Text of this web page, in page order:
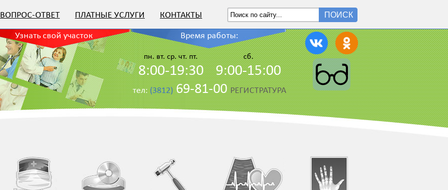
ВОПРОС-ОТВЕТ ПЛАТНЫЕ УСЛУГИ КОНТАКТЫ ПОИСК
Узнать свой участок Время работы:
пн. вт. ср. чт. пт.
8:00-19:30
сб.
9:00-15:00
тел:(3812)69-81-00РЕГИСТРАТУРА